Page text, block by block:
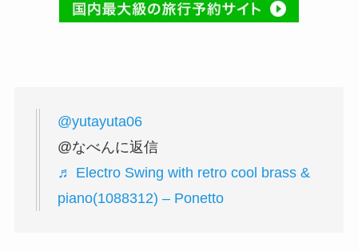
@yutayuta06
@なべんに返信
♬ Electro Swing with retro cool brass &
piano(1088312) – Ponetto